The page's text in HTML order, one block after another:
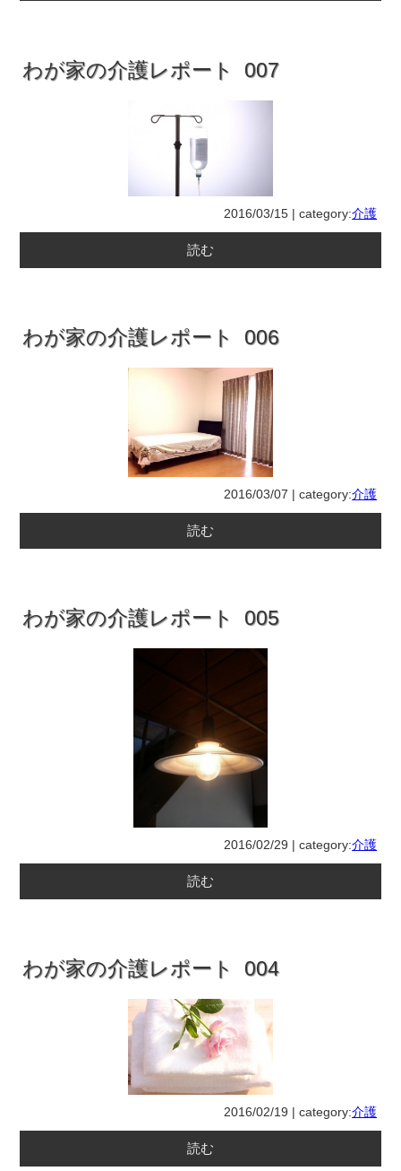
わが家の介護レポート 007
2016/03/15 | category:介護
読む
わが家の介護レポート 006
2016/03/07 | category:介護
読む
わが家の介護レポート 005
2016/02/29 | category:介護
読む
わが家の介護レポート 004
2016/02/19 | category:介護
読む